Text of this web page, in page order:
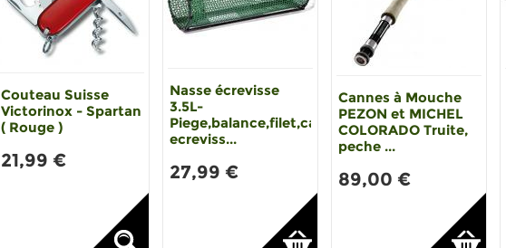
Couteau Suisse
Victorinox - Spartan
( Rouge )
21,99 €
Nasse écrevisse
3.5L-
Piege,balance,filet,casier
ecreviss...
27,99 €
Cannes à Mouche
PEZON et MICHEL
COLORADO Truite,
peche ...
89,00 €